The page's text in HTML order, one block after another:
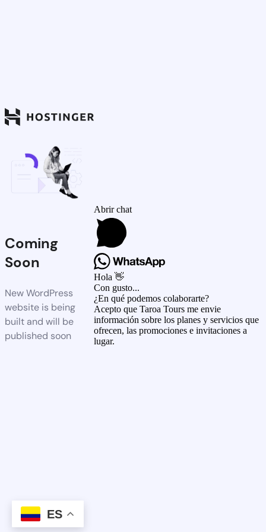
Coming
Soon
New WordPress
website is being
built and will be
published soon
ES
Abrir chat
Hola 👋
Con gusto...
¿En qué podemos colaborarte?
Acepto que Taroa Tours me envie
información sobre los planes y servicios que
ofrecen, las promociones e invitaciones a
lugar.